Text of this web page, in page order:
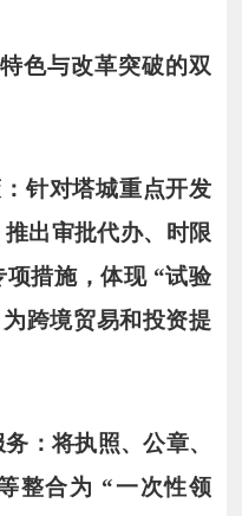
色与改革突破的双
：针对塔城重点开发
出审批代办、时限
措施，体现 “试验
跨境贸易和投资提
务 ：将执照、公章、
整合为 “一次性领